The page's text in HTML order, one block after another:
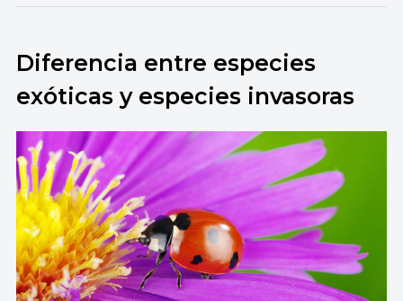
Diferencia entre especies
exóticas y especies invasoras